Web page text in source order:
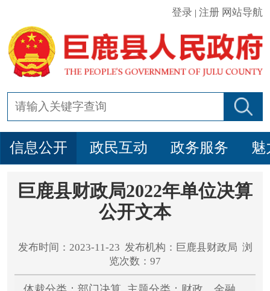
登录 |注册 网站导航
信息公开 政民互动 政务服务 魅
巨鹿县财政局2022年单位决算
公开文本
发布时间：2023-11-23 发布机构：巨鹿县财政局 浏
览次数：97